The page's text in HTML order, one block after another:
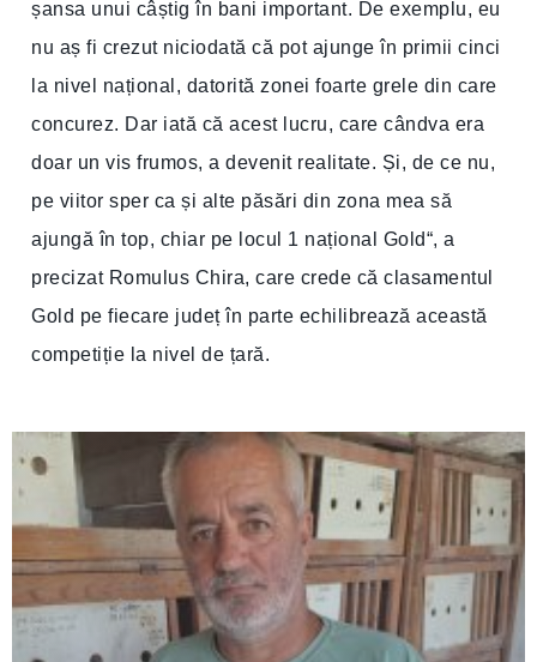
șansa unui câștig în bani important. De exemplu, eu
nu aș fi crezut niciodată că pot ajunge în primii cinci
la nivel național, datorită zonei foarte grele din care
concurez. Dar iată că acest lucru, care cândva era
doar un vis frumos, a devenit realitate. Și, de ce nu,
pe viitor sper ca și alte păsări din zona mea să
ajungă în top, chiar pe locul 1 național Gold“, a
precizat Romulus Chira, care crede că clasamentul
Gold pe fiecare județ în parte echilibrează această
competiție la nivel de țară.